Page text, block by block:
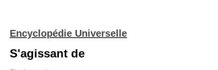
Encyclopédie Universelle
S'agissant de